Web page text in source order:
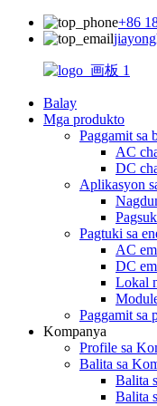
+86
Balay
Mga produkto
Paggamit sa
AC
DC
Aplikasyon
Pagtuki sa
AC
DC
Lokal
Paggamit sa
Kompanya
Profile sa
Balita sa
Balita
Balita